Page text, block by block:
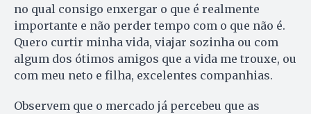
no qual consigo enxergar o que é realmente
importante e não perder tempo com o que não é.
Quero curtir minha vida, viajar sozinha ou com
algum dos ótimos amigos que a vida me trouxe, ou
com meu neto e filha, excelentes companhias.
Observem que o mercado já percebeu que as